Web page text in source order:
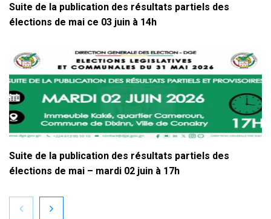
Suite de la publication des résultats partiels des
élections de mai ce 03 juin à 14h
Suite de la publication des résultats partiels des
élections de mai – mardi 02 juin à 17h